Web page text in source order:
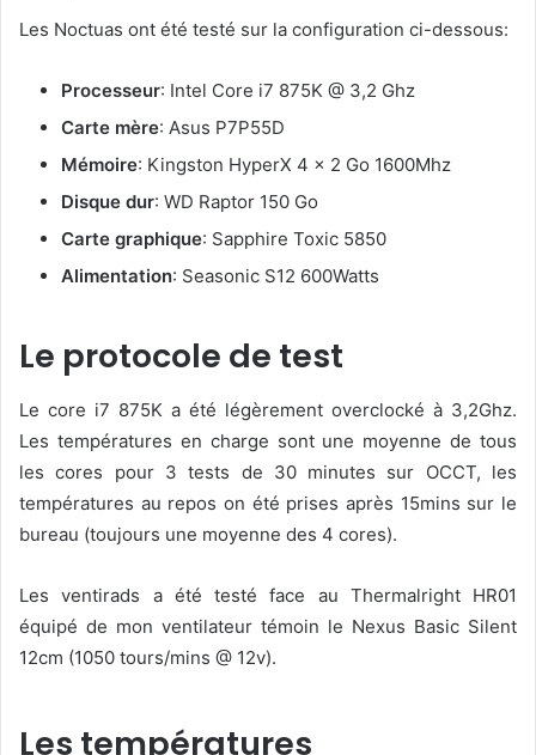
Les Noctuas ont été testé sur la configuration ci-dessous:
Processeur: Intel Core i7 875K @ 3,2 Ghz
Carte mère: Asus P7P55D
Mémoire: Kingston HyperX 4 x 2 Go 1600Mhz
Disque dur: WD Raptor 150 Go
Carte graphique: Sapphire Toxic 5850
Alimentation: Seasonic S12 600Watts
Le protocole de test
Le core i7 875K a été légèrement overclocké à 3,2Ghz.
Les températures en charge sont une moyenne de tous
les cores pour 3 tests de 30 minutes sur OCCT, les
températures au repos on été prises après 15mins sur le
bureau (toujours une moyenne des 4 cores).
Les ventirads a été testé face au Thermalright HR01
équipé de mon ventilateur témoin le Nexus Basic Silent
12cm (1050 tours/mins @ 12v).
Les températures